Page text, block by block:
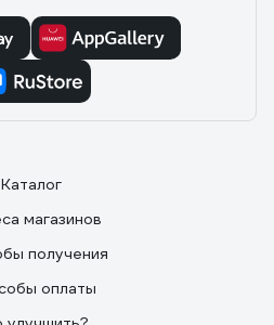
Каталог
магазинов
получения
оплаты